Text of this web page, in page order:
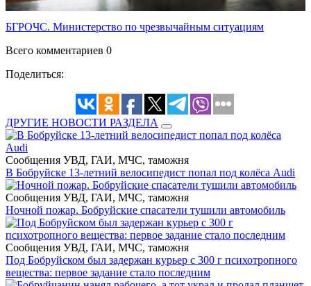
БГРОЧС. Министерство по чрезвычайным ситуациям
Всего комментариев 0
Поделиться:
ДРУГИЕ НОВОСТИ РАЗДЕЛА
Сообщения УВД, ГАИ, МЧС, таможня
В Бобруйске 13-летний велосипедист попал под колёса Audi
Сообщения УВД, ГАИ, МЧС, таможня
Ночной пожар. Бобруйские спасатели тушили автомобиль
Сообщения УВД, ГАИ, МЧС, таможня
Под Бобруйском был задержан курьер с 300 г психотропного
вещества: первое задание стало последним